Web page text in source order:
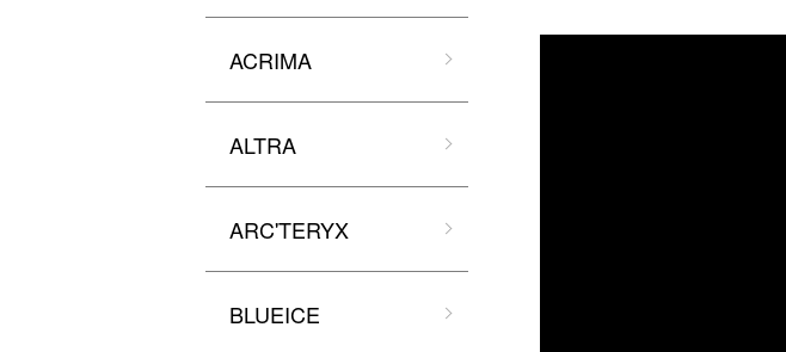
ACRIMA
ALTRA
ARC'TERYX
BLUEICE